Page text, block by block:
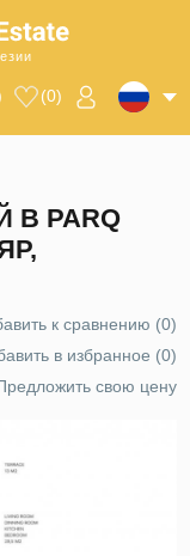
(0)
В PARQ
к сравнению (0)
в избранное (0)
свою цену